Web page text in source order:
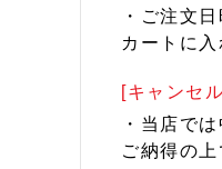
・ご注文
カートに
[キャンセ
・当店で
ご納得の上